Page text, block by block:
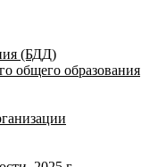
(БДД)
общего образования